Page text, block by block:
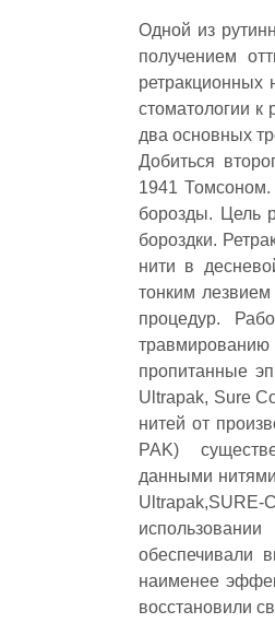
Одной из
получением
ретракционных
стоматологии к
два основных
Добиться
1941
борозды. Цель
бороздки.
нити в
тонким
процедур.
травмированию
пропитанные
Ultrapak, Sure
нитей от
PAK)
данными
обеспечивали
наименее
восстановили